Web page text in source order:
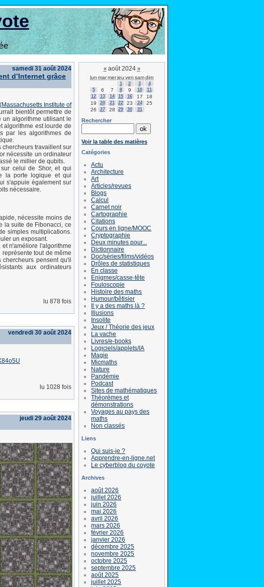
samedi 31 août 2024
d’Internet grâce
Institute of
bientôt permettre de
un algorithme utilisant le
algorithme est lourde de
par les algorithmes de
chercheurs travaillent sur
nécessite un ordinateur
le millier de qubits.
celui de Shor, et qui
la porte logique et qui
s'appuie également sur
nécessaire.
nécessite moins de
la suite de Fibonacci, ce
simples multiplications.
un exposant.
n'améliore l'algorithme
tout de même
pensent qu'il
aux ordinateurs
lu 878 fois
vendredi 30 août 2024
lu 1028 fois
jeudi 29 août 2024
«août 2024 »
lun marmerjeu ven samdim
1 2 3
4
5
6 7 8 9 10
11
12
13 14 15 16 17
18
19
20 21 22 23 24
25
26
27 28 29 30 31
Rechercher
Voir la table des matières
Catégories
Actu
Architecture
Art
Articles/revues
Blogs
Calcul
Carnet noir
Cartographie
Citations
Cours en ligne/MOOC
Cryptographie
Deux minutes pour...
Dictionnaire
Doc/séries/films/vidéos
Drôles de statistiques
En classe
Enigmes/casse-tête
Fouloscopie
Histoire des maths
Humour/bêtisier
Il y a des maths là ?
Illusions
Insolite
Jeux / Théorie des jeux
La vache
Livres/e-books
Logiciels/applets/IA
Magie
Micmaths
Nature
Pandémie
Podcast
Sites de mathématiques
Théorèmes et
démonstrations
Voyages au pays des
maths
Non classés
Liens
Qui suis-je ?
Apprendre-en-ligne.net
Le cyberblog du coyote
Archives
août 2026
juillet 2026
juin 2026
mai 2026
avril 2026
mars 2026
février 2026
janvier 2026
décembre 2025
novembre 2025
octobre 2025
septembre 2025
août 2025
juillet 2025